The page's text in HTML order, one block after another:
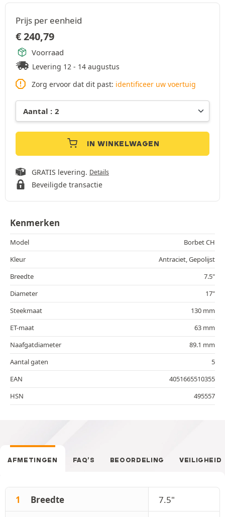
Prijs per eenheid
€240,79
Voorraad
Levering 12 - 14 augustus
Zorg ervoor dat dit past: identificeer uw voertuig
IN WINKELWAGEN
GRATIS levering. Details
Beveiligde transactie
Kenmerken
Model
Borbet CH
Kleur
Antraciet, Gepolijst
Breedte
7.5"
Diameter
17"
Steekmaat
130 mm
ET-maat
63 mm
Naafgatdiameter
89.1 mm
Aantal gaten
5
EAN
4051665510355
HSN
495557
AFMETINGEN FAQ’S BEOORDELING VEILIGHEID
1 Breedte 7.5"